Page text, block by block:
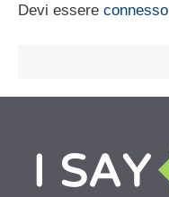
Devi essere connesso